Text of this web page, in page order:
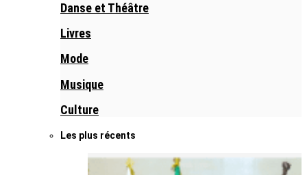
Danse et Théâtre
Livres
Mode
Musique
Culture
Les plus récents